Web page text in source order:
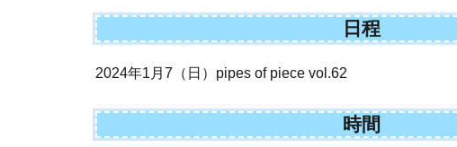
日程
2024年1月7（日）pipes of piece vol.62
時間